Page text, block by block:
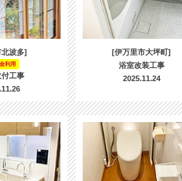
波多]
利用
付工事
[伊万里市大坪町]
浴室改装工事
2025.11.24